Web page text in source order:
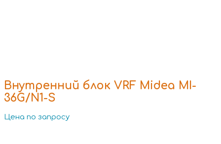
Внутренний блок VRF Midea MI-
36G/N1-S
Цена по запросу